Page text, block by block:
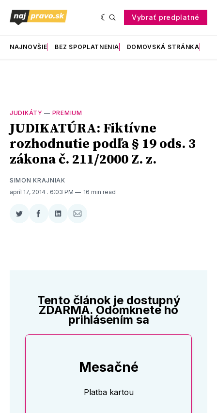
Vybrať predplatné
NAJNOVŠIE BEZ SPOPLATNENIA DOMOVSKÁ STRÁNKA
JUDIKÁTY — PREMIUM
JUDIKATÚRA: Fiktívne
rozhodnutie podľa § 19 ods. 3
zákona č. 211/2000 Z. z.
SIMON KRAJNIAK
apríl 17, 2014 . 6:03 PM 16 min read
Zdieľať
Twitter
Zdieľať
Facebooku
Zdieľať
LinkedIne
Zdieľať
E-
Tento článok je dostupný
ZDARMA. Odomknete ho
prihlásením sa
Mesačné
Platba kartou